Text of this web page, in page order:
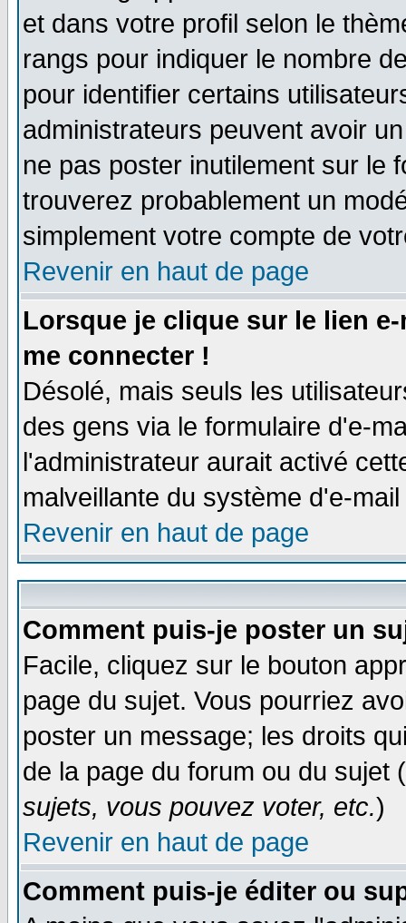
et dans votre profil selon le
rangs pour indiquer le nombre
pour identifier certains
administrateurs peuvent avoir
ne pas poster inutilement sur le
trouverez probablement un
simplement votre compte de
Revenir en haut de page
Lorsque je clique sur le lien
me connecter !
Désolé, mais seuls les
des gens via le formulaire d'e-
l'administrateur aurait activé
malveillante du système d'e-
Revenir en haut de page
Comment puis-je poster un
Facile, cliquez sur le bouton
page du sujet. Vous pourriez
poster un message; les droits
de la page du forum ou du sujet
sujets, vous pouvez voter, etc.)
Revenir en haut de page
Comment puis-je éditer ou